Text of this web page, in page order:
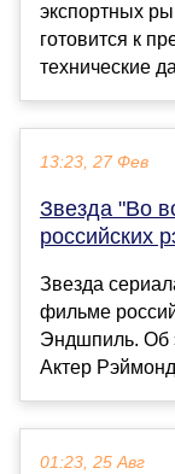
экспортных
готовится к
технические
13:23, 27 Фев
Звезда "Во
российских
Звезда
фильме
Эндшпиль. Об
Актер
01:23, 25 Авг